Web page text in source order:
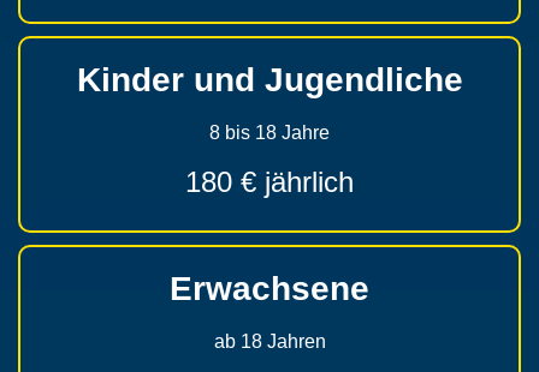
Kinder und Jugendliche
8 bis 18 Jahre
180 € jährlich
Erwachsene
ab 18 Jahren